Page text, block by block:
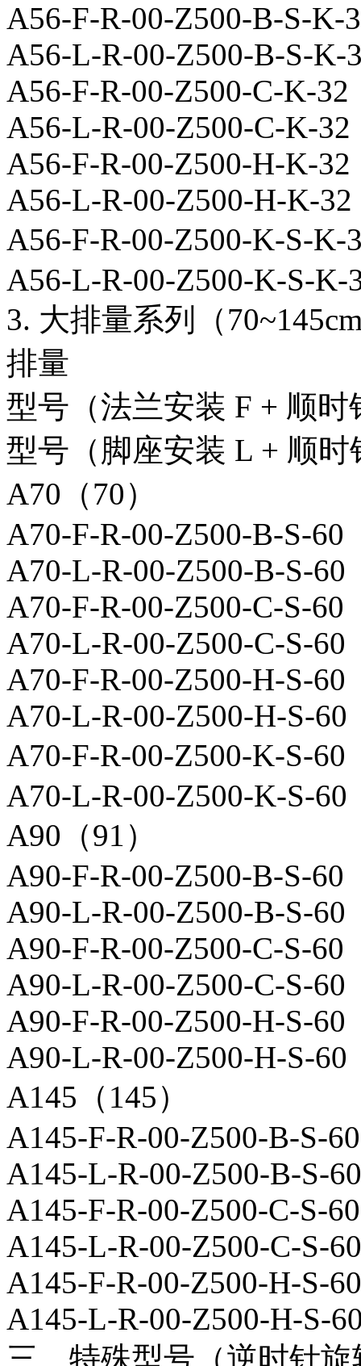
A56-F-R-00-Z500-B-S-K-
A56-L-R-00-Z500-B-S-K-
A56-F-R-00-Z500-C-K-32
A56-L-R-00-Z500-C-K-32
A56-F-R-00-Z500-H-K-32
A56-L-R-00-Z500-H-K-32
A56-F-R-00-Z500-K-S-
A56-L-R-00-Z500-K-S-K-
3. 大排量系列（
排量
型号（法兰安装 F + 顺时
型号（脚座安装 L + 顺时
A70（70）
A70-F-R-00-Z500-B-S-60
A70-L-R-00-Z500-B-S-60
A70-F-R-00-Z500-C-S-60
A70-L-R-00-Z500-C-S-60
A70-F-R-00-Z500-H-S-60
A70-L-R-00-Z500-H-S-60
A70-F-R-00-Z500-K-S-
A70-L-R-00-Z500-K-S-60
A90（91）
A90-F-R-00-Z500-B-S-60
A90-L-R-00-Z500-B-S-60
A90-F-R-00-Z500-C-S-60
A90-L-R-00-Z500-C-S-60
A90-F-R-00-Z500-H-S-60
A90-L-R-00-Z500-H-S-60
A145（145）
A145-F-R-00-Z500-B-S-60
A145-L-R-00-Z500-B-S-60
A145-F-R-00-Z500-C-S-60
A145-L-R-00-Z500-C-S-60
A145-F-R-00-Z500-H-S-60
A145-L-R-00-Z500-H-S-
三、特殊型号（逆时针